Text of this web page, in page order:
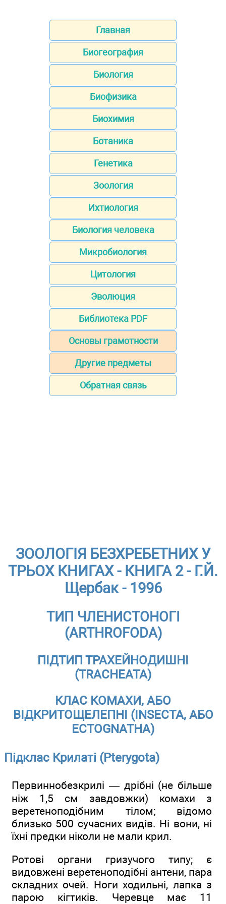
Главная
Биогеография
Биология
Биофизика
Биохимия
Ботаника
Генетика
Зоология
Ихтиология
Биология человека
Микробиология
Цитология
Эволюция
Библиотека PDF
Основы грамотности
Другие предметы
Обратная связь
ЗООЛОГІЯ БЕЗХРЕБЕТНИХ У
ТРЬОХ КНИГАХ - КНИГА 2 - Г.Й.
Щербак - 1996
ТИП ЧЛЕНИСТОНОГІ
(ARTHROFODA)
ПІДТИП ТРАХЕЙНОДИШНІ
(TRAСHEАТА)
КЛАС КОМАХИ, АБО
ВІДКРИТОЩЕЛЕПНІ (INSECTA, АБО
ECTOGNATHA)
Підклас Крилаті (Pterygota)
Первиннобезкрилі — дрібні (не більше
ніж 1,5 см завдовжки) комахи з
веретеноподібним тілом; відомо
близько 500 сучасних видів. Ні вони, ні
їхні предки ніколи не мали крил.
Ротові органи гризучого типу; є
видовжені веретеноподібні антени, пара
складних очей. Ноги ходильні, лапка з
парою кігтиків. Черевце має 11